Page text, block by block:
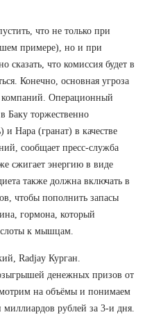
что не только при
примере), но и при
что комиссия будет в
Конечно, основная угроза
компаний. Операционный
Баку торжественно
и Нара (гранат) в качестве
сообщает пресс-служба
сжигает энергию в виде
также должна включать в
чтобы пополнить запасы
гормона, который
к мышцам.
Radjay Курган.
денежных призов от
на объёмы и понимаем
миллиардов рублей за 3-и дня.